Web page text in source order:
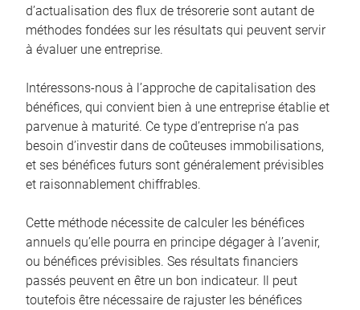
d’actualisation des flux de trésorerie sont autant de
méthodes fondées sur les résultats qui peuvent servir
à évaluer une entreprise.
Intéressons-nous à l’approche de capitalisation des
bénéfices, qui convient bien à une entreprise établie et
parvenue à maturité. Ce type d’entreprise n’a pas
besoin d’investir dans de coûteuses immobilisations,
et ses bénéfices futurs sont généralement prévisibles
et raisonnablement chiffrables.
Cette méthode nécessite de calculer les bénéfices
annuels qu’elle pourra en principe dégager à l’avenir,
ou bénéfices prévisibles. Ses résultats financiers
passés peuvent en être un bon indicateur. Il peut
toutefois être nécessaire de rajuster les bénéfices